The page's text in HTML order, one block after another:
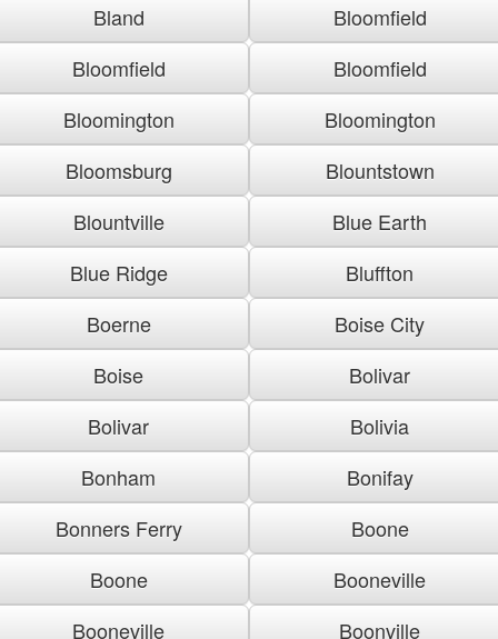
Bland
Bloomfield
Bloomfield
Bloomfield
Bloomington
Bloomington
Bloomsburg
Blountstown
Blountville
Blue Earth
Blue Ridge
Bluffton
Boerne
Boise City
Boise
Bolivar
Bolivar
Bolivia
Bonham
Bonifay
Bonners Ferry
Boone
Boone
Booneville
Booneville
Boonville